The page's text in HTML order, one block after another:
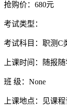
抢购价：680元
考试类型：
考试科目：职测C
上课时间：随报随
班 级：None
上课地点：见课